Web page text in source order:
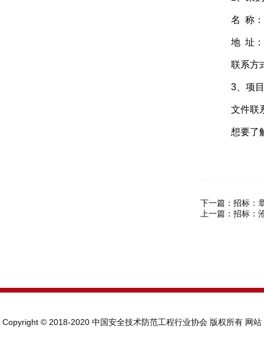
名 称：
地 址：北
联系方式
3、项目
文件联系
想要了解
下一篇： 招标：
上一篇： 招标：
Copyright © 2018-2020 中国安全技术防范工程行业协会 版权所有 网站